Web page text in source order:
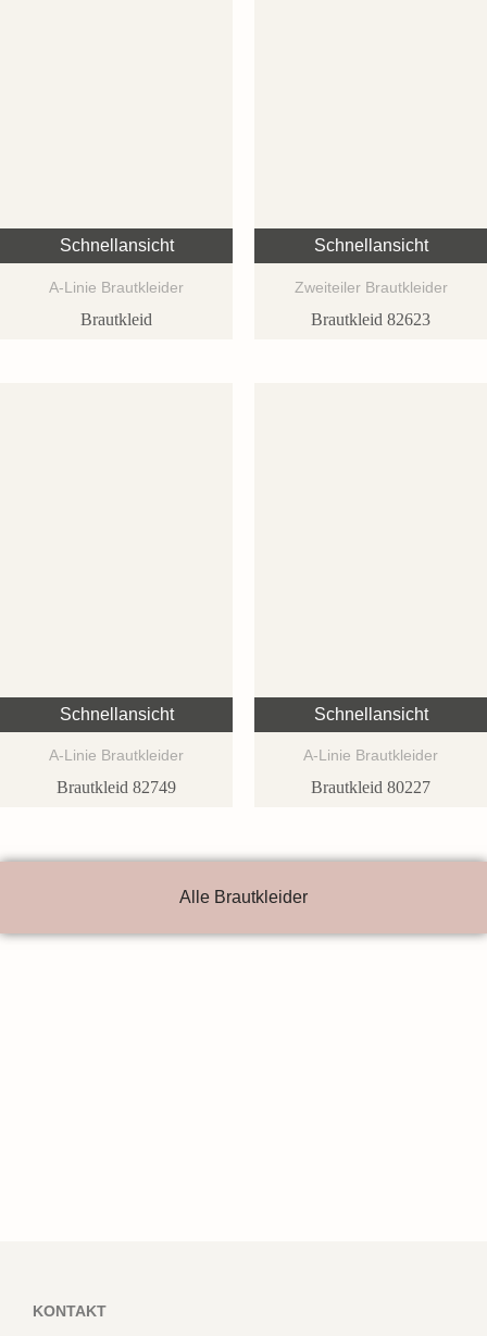
Schnellansicht
A-Linie Brautkleider
Brautkleid
Schnellansicht
Zweiteiler Brautkleider
Brautkleid 82623
Schnellansicht
A-Linie Brautkleider
Brautkleid 82749
Schnellansicht
A-Linie Brautkleider
Brautkleid 80227
Alle Brautkleider
KONTAKT